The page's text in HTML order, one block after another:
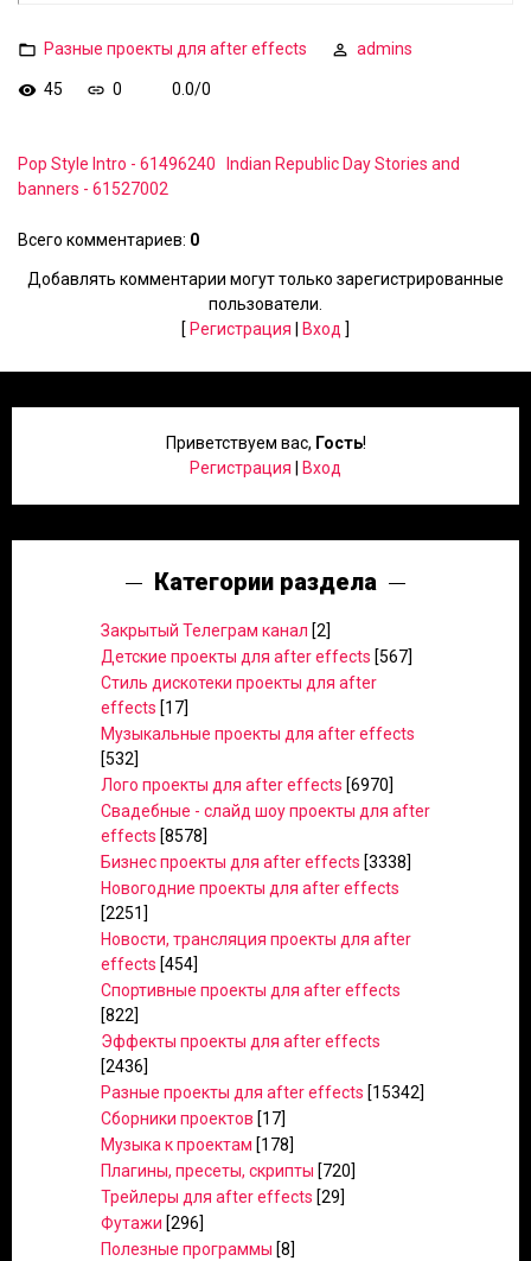
Разные проекты для after effects admins
45 0 0.0/0
Pop Style Intro - 61496240
Indian Republic Day Stories and
banners - 61527002
Всего комментариев: 0
Добавлять комментарии могут только зарегистрированные
пользователи.
[ Регистрация Вход ]
Приветствуем вас, Гость!
Регистрация
Вход
Категории раздела
Закрытый Телеграм канал [2]
Детские проекты для after effects [567]
Стиль дискотеки проекты для after
effects [17]
Музыкальные проекты для after effects
[532]
Лого проекты для after effects [6970]
Свадебные - слайд шоу проекты для after
effects [8578]
Бизнес проекты для after effects [3338]
Новогодние проекты для after effects
[2251]
Новости, трансляция проекты для after
effects [454]
Спортивные проекты для after effects
[822]
Эффекты проекты для after effects
[2436]
Разные проекты для after effects [15342]
Сборники проектов [17]
Музыка к проектам [178]
Плагины, пресеты, скрипты [720]
Трейлеры для after effects [29]
Футажи [296]
Полезные программы [8]